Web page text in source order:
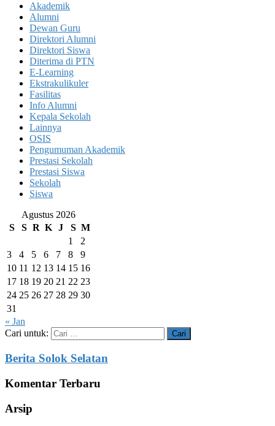
Akademik
Alumni
Dewan Guru
Direktori Alumni
Direktori Siswa
Diterima di PTN
E-Learning
Ekstrakulikuler
Fasilitas
Info Alumni
Kepala Sekolah
Lainnya
OSIS
Pengumuman Akademik
Prestasi Sekolah
Prestasi Siswa
Sekolah
Siswa
Agustus 2026
S
S R K J S M
1
2
3
4 5 6 7 8
9
10 11 12 13 14 15 16
17 18 19 20 21 22 23
24 25 26 27 28 29 30
31
« Jan
Cari untuk:
Berita Solok Selatan
Komentar Terbaru
Arsip